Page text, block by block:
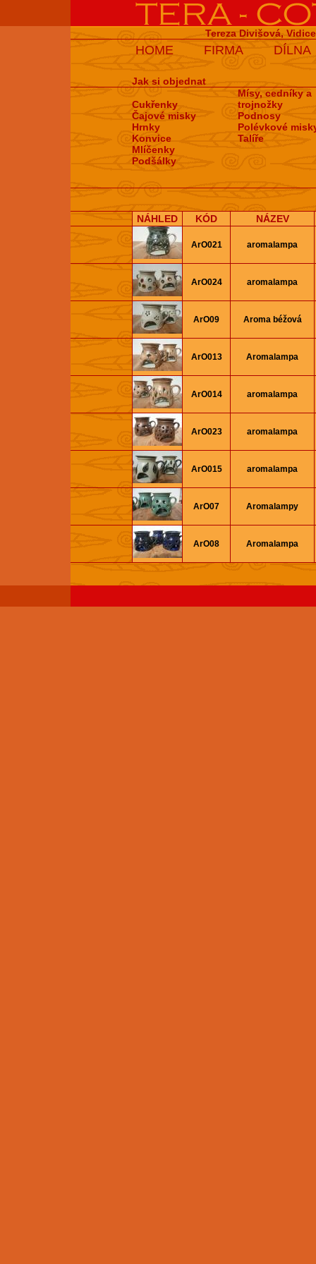
Tereza Divišová,
HOME FIRMA DÍLNA
Jak si objednat
Cukřenky
Čajové misky
Hrnky
Konvice
Mlíčenky
Podšálky
Mísy, cedníky a
trojnožky
Podnosy
Polévkové
Talíře
NÁHLED KÓD NÁZEV
ArO021 aromalampa
ArO024 aromalampa
ArO09 Aroma béžová
ArO013 Aromalampa
ArO014 aromalampa
ArO023 aromalampa
ArO015 aromalampa
ArO07 Aromalampy
ArO08 Aromalampa